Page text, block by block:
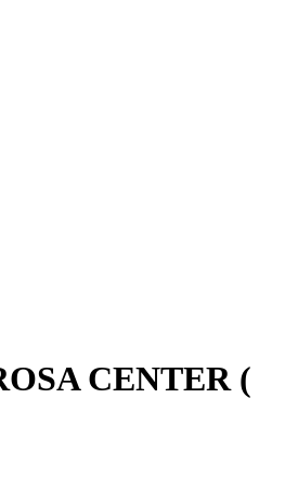
CENTER (